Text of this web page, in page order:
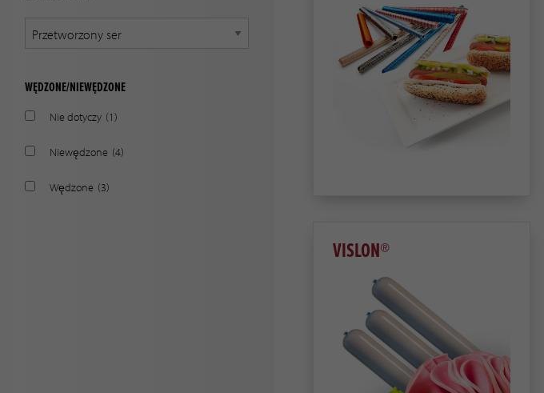
WĘDZONE/NIEWĘDZONE
Nie dotyczy (1)
Niewędzone (4)
Wędzone (3)
VISLON®